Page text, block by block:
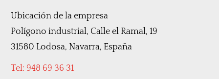
Ubicación de la empresa
Polígono industrial, Calle el Ramal, 19
31580 Lodosa, Navarra, España
Tel: 948 69 36 31